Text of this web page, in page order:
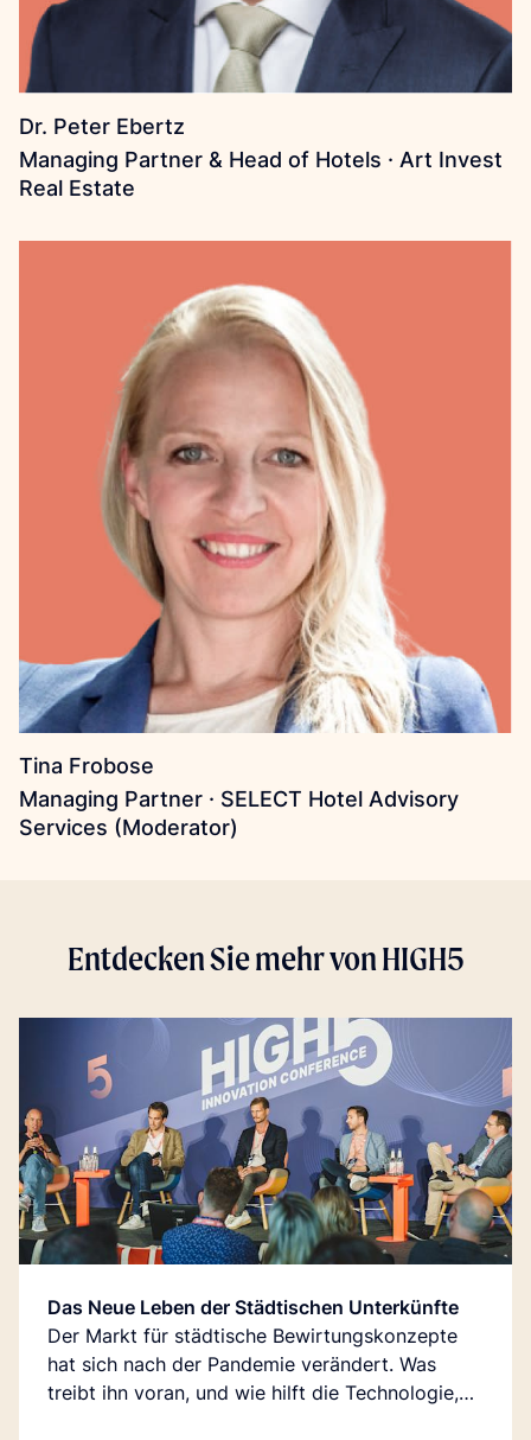
Dr. Peter Ebertz
Managing Partner & Head of Hotels · Art Invest
Real Estate
Tina Frobose
Managing Partner · SELECT Hotel Advisory
Services (Moderator)
Entdecken Sie mehr von HIGH5
Das Neue Leben der Städtischen Unterkünfte
Der Markt für städtische Bewirtungskonzepte
hat sich nach der Pandemie verändert. Was
treibt ihn voran, und wie hilft die Technologie,